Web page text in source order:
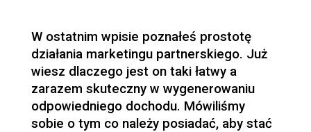
W ostatnim wpisie poznałeś prostotę
działania marketingu partnerskiego. Już
wiesz dlaczego jest on taki łatwy a
zarazem skuteczny w wygenerowaniu
odpowiedniego dochodu. Mówiliśmy
sobie o tym co należy posiadać, aby stać